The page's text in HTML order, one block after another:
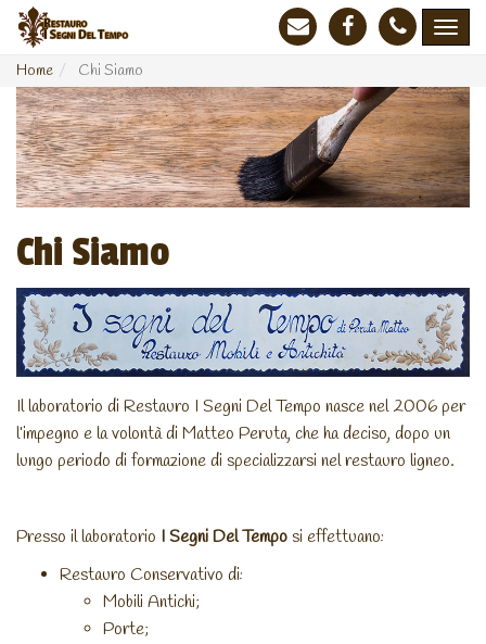
Home Chi Siamo
Chi Siamo
Il laboratorio di Restauro I Segni Del Tempo nasce nel 2006 per
l’impegno e la volontà di Matteo Peruta, che ha deciso, dopo un
lungo periodo di formazione di specializzarsi nel restauro ligneo.
Presso il laboratorio I Segni Del Temposi effettuano:
Restauro Conservativo di:
Mobili Antichi;
Porte;